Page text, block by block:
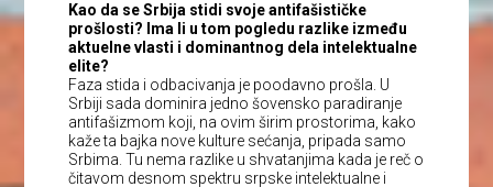
Kao da se Srbija stidi svoje antifašističke
prošlosti? Ima li u tom pogledu razlike između
aktuelne vlasti i dominantnog dela intelektualne
elite?
Faza stida i odbacivanja je poodavno prošla. U
Srbiji sada dominira jedno šovensko paradiranje
antifašizmom koji, na ovim širim prostorima, kako
kaže ta bajka nove kulture sećanja, pripada samo
Srbima. Tu nema razlike u shvatanjima kada je reč o
čitavom desnom spektru srpske intelektualne i